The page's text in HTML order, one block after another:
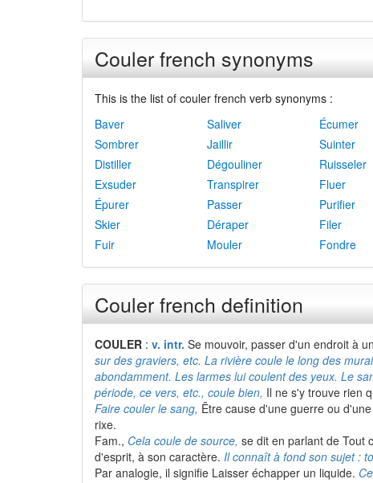
Couler french synonyms
This is the list of couler french verb synonyms :
Baver
Saliver Écumer
Sombrer
Jaillir Suinter
Distiller
Dégouliner Ruisseler
Exsuder
Transpirer Fluer
Épurer
Passer Purifier
Skier
Déraper Filer
Fuir
Mouler Fondre
Couler french definition
COULER : v. intr. Se mouvoir, passer d'un endroit à
sur des graviers, etc. La rivière coule le long des
abondamment. Les larmes lui coulent des yeux. Le
période, ce vers, etc., coule bien, Il ne s'y trouve rien
Faire couler le sang, Être cause d'une guerre ou
rixe.
Fam., Cela coule de source, se dit en parlant de Tout
d'esprit, à son caractère. Il connaît à fond son sujet :
Par analogie, il signifie Laisser échapper un liquide.